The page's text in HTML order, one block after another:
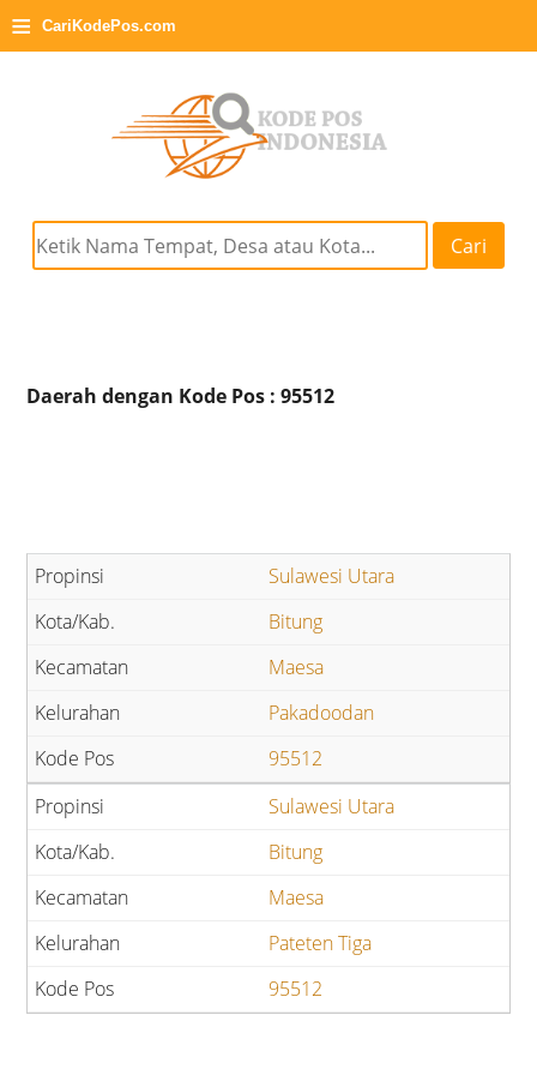
≡ CariKodePos.com
Cari
Daerah dengan Kode Pos : 95512
Sulawesi Utara
Bitung
Maesa
Pakadoodan
95512
Sulawesi Utara
Bitung
Maesa
Pateten Tiga
95512